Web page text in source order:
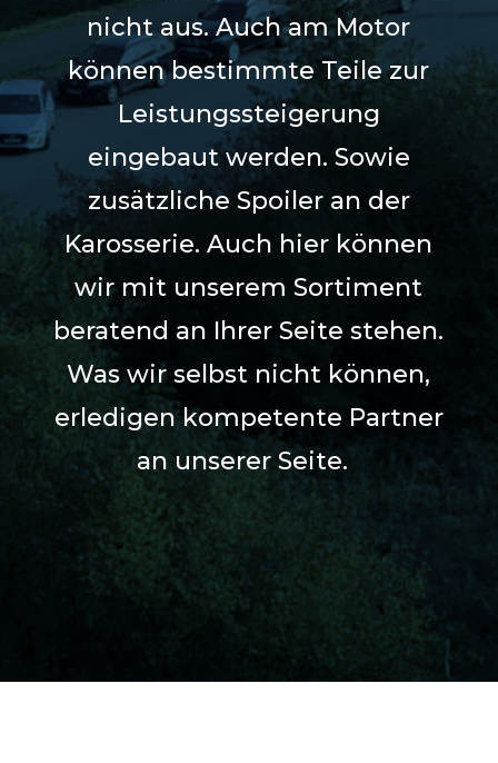
nicht aus. Auch am Motor
können bestimmte Teile zur
Leistungssteigerung
eingebaut werden. Sowie
zusätzliche Spoiler an der
Karosserie. Auch hier können
wir mit unserem Sortiment
beratend an Ihrer Seite stehen.
Was wir selbst nicht können,
erledigen kompetente Partner
an unserer Seite.